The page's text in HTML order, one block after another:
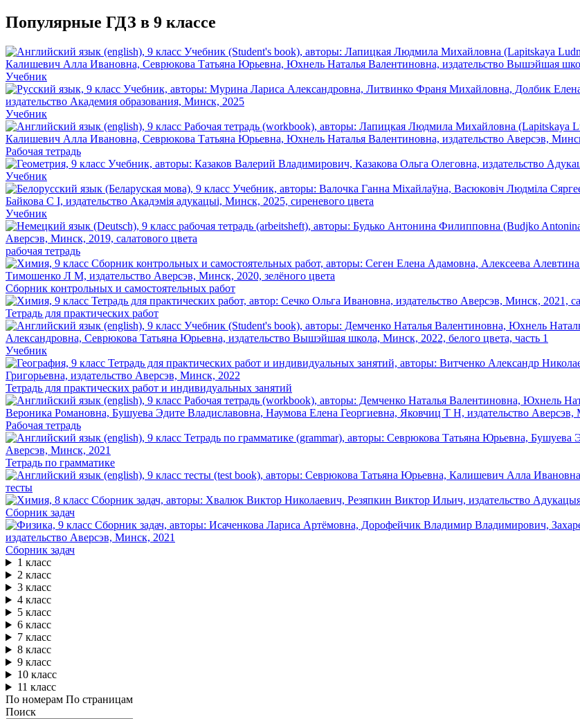
Популярные ГДЗ в 9 классе
Учебник
Учебник
Рабочая тетрадь
Учебник
Учебник
рабочая тетрадь
Сборник контрольных и самостоятельных работ
Тетрадь для практических работ
Учебник
Тетрадь для практических работ и индивидуальных занятий
Рабочая тетрадь
Тетрадь по грамматике
тесты
Сборник задач
Сборник задач
1 класс
2 класс
3 класс
4 класс
5 класс
6 класс
7 класс
8 класс
9 класс
10 класс
11 класс
По номерам По страницам
Поиск